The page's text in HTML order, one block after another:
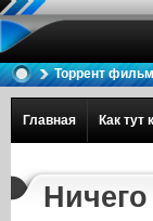
Торрент
Главная Как тут